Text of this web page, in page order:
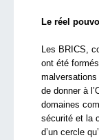
Le réel
Les BRICS,
ont été
de donner à
domaines
sécurité et la
d’un cercle